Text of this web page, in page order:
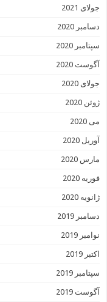
جولای 2021
دسامبر 2020
سپتامبر 2020
آگوست 2020
جولای 2020
ژوئن 2020
می 2020
آوریل 2020
مارس 2020
فوریه 2020
ژانویه 2020
دسامبر 2019
نوامبر 2019
اکتبر 2019
سپتامبر 2019
آگوست 2019